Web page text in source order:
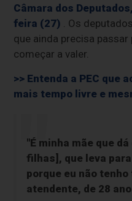
Câmara dos
feira (27) . Os
que ainda precisa
começar a valer.
>> Entenda a PEC que
mais tempo livre e
"É minha mãe que
filhas], que leva
porque eu não
atendente, de 28